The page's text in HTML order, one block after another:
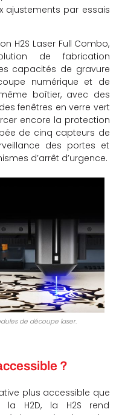
ajustements par essais
H2S Laser Full Combo,
de fabrication
capacités de gravure
numérique et de
boîtier, avec des
fenêtres en verre vert
encore la protection
de cinq capteurs de
des portes et
d’arrêt d’urgence.
de découpe laser.
?
plus accessible que
H2D, la H2S rend